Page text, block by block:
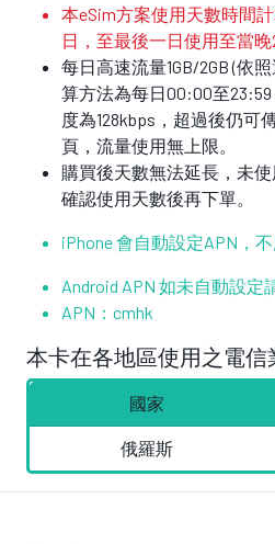
本eSim方案使用天數時間
日，至最後一日使用至當
每日高速流量1GB/2GB (依
算方法為每日00:00至
度為128kbps，超過後仍可
頁，流量使用無上限。
購買後天數無法延長，未
確認使用天數後再下單。
iPhone 會自動設定APN，
Android APN 如未自動設定
APN： cmhk
本卡在各地區使用之電信
國家
俄羅斯